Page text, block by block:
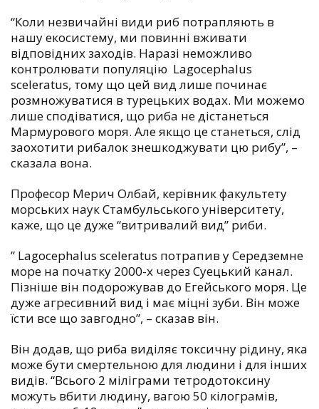
“Коли незвичайні види риб потрапляють в
нашу екосистему, ми повинні вживати
відповідних заходів. Наразі неможливо
контролювати популяцію Lagocephalus
sceleratus, тому що цей вид лише починає
розмножуватися в турецьких водах. Ми можемо
лише сподіватися, що риба не дістанеться
Мармурового моря. Але якщо це станеться, слід
заохотити рибалок знешкоджувати цю рибу”, –
сказала вона.
Професор Мерич Олбай, керівник факультету
морських наук Стамбульського університету,
каже, що це дуже “витривалий вид” риби.
” Lagocephalus sceleratus потрапив у Середземне
море на початку 2000-х через Суецький канал.
Пізніше він подорожував до Егейського моря. Це
дуже агресивний вид і має міцні зуби. Він може
їсти все що завгодно”, – сказав він.
Він додав, що риба виділяє токсичну рідину, яка
може бути смертельною для людини і для інших
видів. “Всього 2 міліграми тетродотоксину
можуть вбити людину, вагою 50 кілограмів,